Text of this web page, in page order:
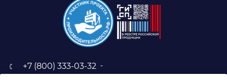
+7 (800) 333-03-32